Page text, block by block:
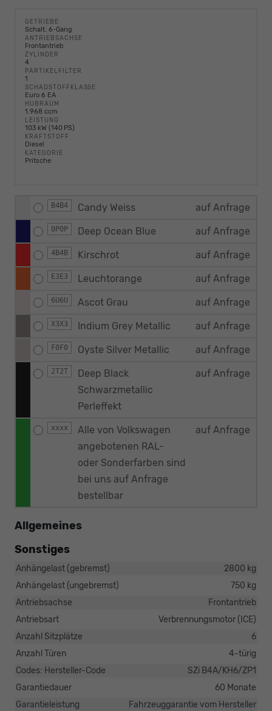
GETRIEBE
Schalt. 6-Gang
ANTRIEBSACHSE
Frontantrieb
ZYLINDER
4
PARTIKELFILTER
1
SCHADSTOFFKLASSE
Euro 6 EA
HUBRAUM
1.968 ccm
LEISTUNG
103 kW (140 PS)
KRAFTSTOFF
Diesel
KATEGORIE
Pritsche
B4B4 Candy Weiss auf Anfrage
0P0P Deep Ocean Blue auf Anfrage
4B4B Kirschrot auf Anfrage
E3E3 Leuchtorange auf Anfrage
6U6U Ascot Grau auf Anfrage
X3X3 Indium Grey Metallic auf Anfrage
F0F0 Oyste Silver Metallic auf Anfrage
2T2T
Deep Black
Schwarzmetallic
Perleffekt
auf Anfrage
xxxx
Alle von Volkswagen
angebotenen RAL-
oder Sonderfarben sind
bei uns auf Anfrage
bestellbar
auf Anfrage
Allgemeines
Sonstiges
Anhängelast (gebremst)
2800 kg
Anhängelast (ungebremst)
750 kg
Antriebsachse
Frontantrieb
Antriebsart
Verbrennungsmotor (ICE)
Anzahl Sitzplätze
6
Anzahl Türen
4-türig
Codes: Hersteller-Code
SZi B4A/KH6/ZP1
Garantiedauer
60 Monate
Garantieleistung
Fahrzeuggarantie vom Hersteller